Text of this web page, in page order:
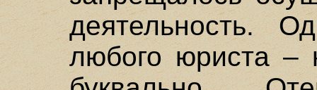
деятельность.
любого юриста –